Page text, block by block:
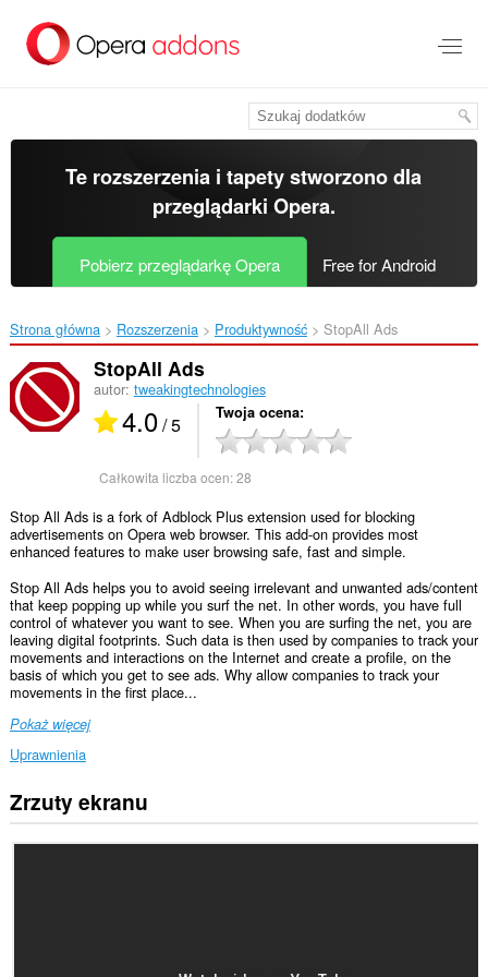
treści
Te rozszerzenia i tapety stworzono dla
przeglądarki Opera.
Pobierz przeglądarkę Opera Free for Android
Strona główna Rozszerzenia Produktywność StopAll Ads‎
StopAll Ads
autor: tweakingtechnologies
4.0/ 5 Twoja ocena
Całkowita liczba ocen:28
Stop All Ads is a fork of Adblock Plus extension used for blocking
advertisements on Opera web browser. This add-on provides most
enhanced features to make user browsing safe, fast and simple.
Stop All Ads helps you to avoid seeing irrelevant and unwanted ads/content
that keep popping up while you surf the net. In other words, you have full
control of whatever you want to see. When you are surfing the net, you are
leaving digital footprints. Such data is then used by companies to track your
movements and interactions on the Internet and create a profile, on the
basis of which you get to see ads. Why allow companies to track your
movements in the first place...
Pokaż więcej
Uprawnienia
To
rozszerzenie
Zrzuty ekranu